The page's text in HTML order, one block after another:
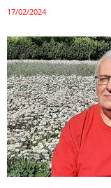
17/02/2024